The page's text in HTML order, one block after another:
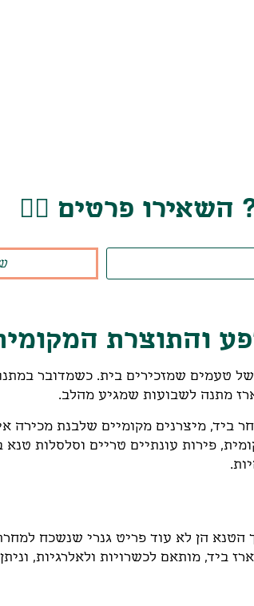
פרטים 👇🏽
והתוצרת
טעמים שמזכירים בית. כשמדובר
מתנה לשבועות שמגיע מהלב.
ביד, מיצרנים מקומיים שלבנת מכירה
פירות עונתיים טריים וסלסלות
הטנא הן לא עוד פריט גנרי שנשכח
מותאם לכשרויות ולאלרגיות,